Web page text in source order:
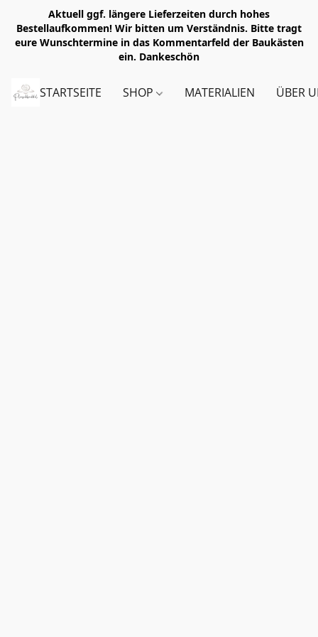
Aktuell ggf. längere Lieferzeiten durch hohes
Bestellaufkommen! Wir bitten um Verständnis. Bitte tragt
eure Wunschtermine in das Kommentarfeld der Baukästen
ein. Dankeschön
STARTSEITE SHOP MATERIALIEN ÜBER